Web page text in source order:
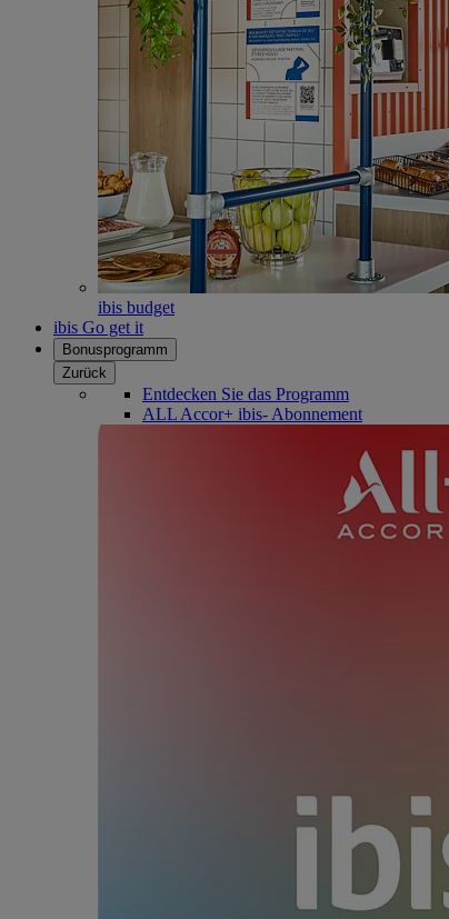
ibis budget
ibis Go get it
Bonusprogramm
Zurück
Entdecken Sie das Programm
ALL Accor+ ibis- Abonnement